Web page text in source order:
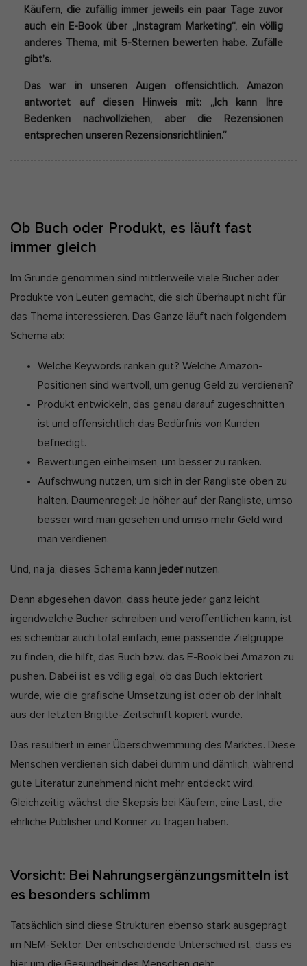
Käufern, die zufällig immer jeweils ein paar Tage zuvor
auch ein E-Book über „Instagram Marketing“, ein völlig
anderes Thema, mit 5-Sternen bewerten habe. Zufälle
gibt’s.
Das war in unseren Augen offensichtlich. Amazon
antwortet auf diesen Hinweis mit: „Ich kann Ihre
Bedenken nachvollziehen, aber die Rezensionen
entsprechen unseren Rezensionsrichtlinien.“
Ob Buch oder Produkt, es läuft fast
immer gleich
Im Grunde genommen sind mittlerweile viele Bücher oder
Produkte von Leuten gemacht, die sich überhaupt nicht für
das Thema interessieren. Das Ganze läuft nach folgendem
Schema ab:
Welche Keywords ranken gut? Welche Amazon-
Positionen sind wertvoll, um genug Geld zu verdienen?
Produkt entwickeln, das genau darauf zugeschnitten
ist und offensichtlich das Bedürfnis von Kunden
befriedigt.
Bewertungen einheimsen, um besser zu ranken.
Aufschwung nutzen, um sich in der Rangliste oben zu
halten. Daumenregel: Je höher auf der Rangliste, umso
besser wird man gesehen und umso mehr Geld wird
man verdienen.
Und, na ja, dieses Schema kann jedernutzen.
Denn abgesehen davon, dass heute jeder ganz leicht
irgendwelche Bücher schreiben und veröffentlichen kann, ist
es scheinbar auch total einfach, eine passende Zielgruppe
zu finden, die hilft, das Buch bzw. das E-Book bei Amazon zu
pushen. Dabei ist es völlig egal, ob das Buch lektoriert
wurde, wie die grafische Umsetzung ist oder ob der Inhalt
aus der letzten Brigitte-Zeitschrift kopiert wurde.
Das resultiert in einer Überschwemmung des Marktes. Diese
Menschen verdienen sich dabei dumm und dämlich, während
gute Literatur zunehmend nicht mehr entdeckt wird.
Gleichzeitig wächst die Skepsis bei Käufern, eine Last, die
ehrliche Publisher und Könner zu tragen haben.
Vorsicht: Bei Nahrungsergänzungsmitteln ist
es besonders schlimm
Tatsächlich sind diese Strukturen ebenso stark ausgeprägt
im NEM-Sektor. Der entscheidende Unterschied ist, dass es